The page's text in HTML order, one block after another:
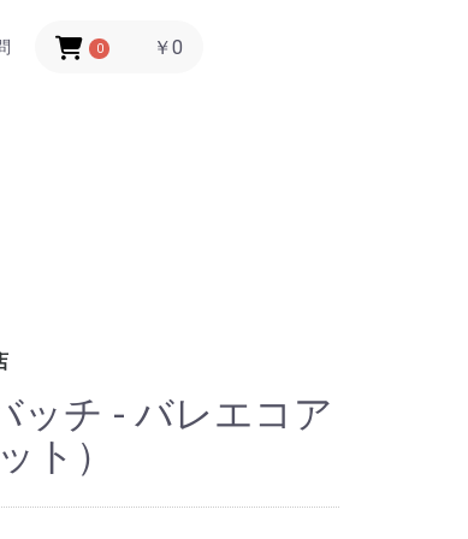
0 ￥0
ッチ - バレエコア
ト）